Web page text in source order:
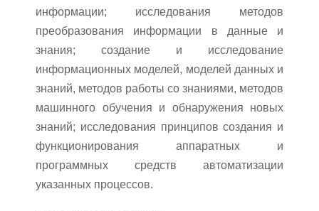
информации; исследования методов
преобразования информации в данные и
знания; создание и исследование
информационных моделей, моделей данных и
знаний, методов работы со знаниями, методов
машинного обучения и обнаружения новых
знаний; исследования принципов создания и
функционирования аппаратных и
программных средств автоматизации
указанных процессов.